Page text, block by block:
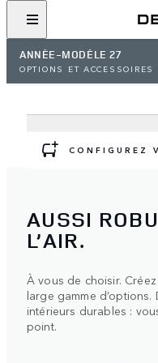
ANNÉE-MODÈLE 27
OPTIONS ET ACCESSOIRES
OPTIONS ET
CONFIGUREZ
OPTIONS
AUSSI
L’AIR.
À vous de choisir.
large gamme
intérieurs durables :
point.